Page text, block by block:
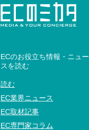
ECのお役立ち情報・ニュー
スを読む
読む
EC業界ニュース
EC取材記事
EC専門家コラム